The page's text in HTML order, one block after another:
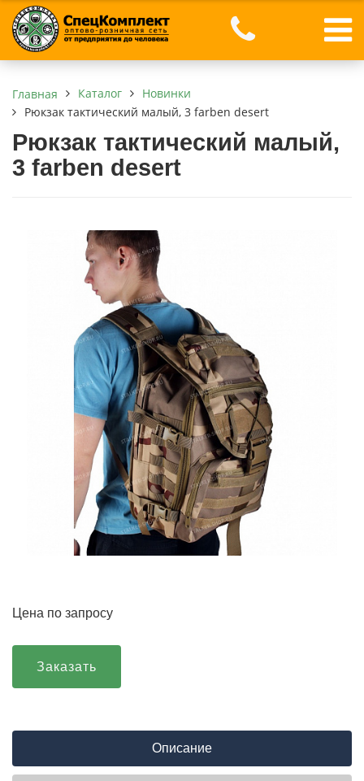
Главная Каталог
Новинки
Рюкзак тактический малый, 3 farben desert
Рюкзак тактический малый,
3 farben desert
Цена по запросу
Заказать
Описание